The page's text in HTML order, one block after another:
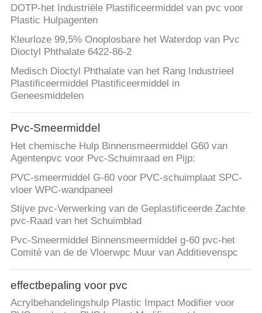
DOTP-het Industriële Plastificeermiddel van pvc voor
Plastic Hulpagenten
Kleurloze 99,5% Onoplosbare het Waterdop van Pvc
Dioctyl Phthalate 6422-86-2
Medisch Dioctyl Phthalate van het Rang Industrieel
Plastificeermiddel Plastificeermiddel in
Geneesmiddelen
Pvc-Smeermiddel
Het chemische Hulp Binnensmeermiddel G60 van
Agentenpvc voor Pvc-Schuimraad en Pijp:
PVC-smeermiddel G-60 voor PVC-schuimplaat SPC-
vloer WPC-wandpaneel
Stijve pvc-Verwerking van de Geplastificeerde Zachte
pvc-Raad van het Schuimblad
Pvc-Smeermiddel Binnensmeermiddel g-60 pvc-het
Comité van de de Vloerwpc Muur van Additievenspc
effectbepaling voor pvc
Acrylbehandelingshulp Plastic Impact Modifier voor